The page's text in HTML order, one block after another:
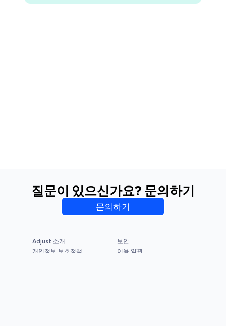
질문이 있으신가요? 문의하기
문의하기
Adjust 소개
보안
개인정보 보호정책
이용 약관